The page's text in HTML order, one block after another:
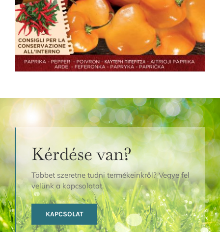
Kérdése van?
Többet szeretne tudni termékeinkről? Vegye fel
velünk a kapcsolatot.
KAPCSOLAT